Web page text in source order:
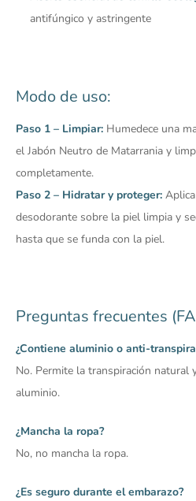
antifúngico y astringente
Modo de uso:
Paso 1 – Limpiar: Humedece una
el Jabón Neutro de Matarrania y
completamente.
Paso 2 – Hidratar y proteger:
desodorante sobre la piel limpia y
hasta que se funda con la piel.
Preguntas frecuentes
¿Contiene aluminio o anti-
No. Permite la transpiración natural
aluminio.
¿Mancha la ropa?
No, no mancha la ropa.
¿Es seguro durante el embarazo?